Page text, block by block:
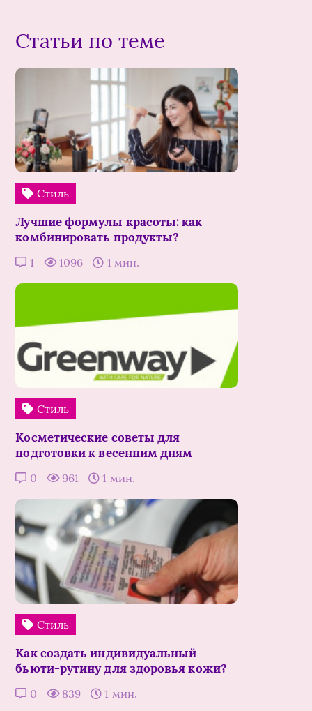
Статьи по теме
Стиль
Лучшие формулы красоты: как
комбинировать продукты?
1 1096 1 мин.
Стиль
Косметические советы для
подготовки к весенним дням
0 961 1 мин.
Стиль
Как создать индивидуальный
бьюти-рутину для здоровья кожи?
0 839 1 мин.